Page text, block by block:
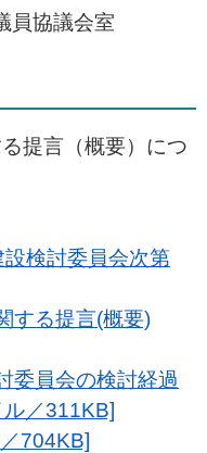
協議会室
提言（概要）につ
検討委員会次第
する提言(概要)
委員会の検討経過
／311KB]
704KB]